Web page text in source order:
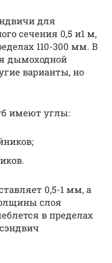
для
сечения 0,5 и1 м,
110-300 мм. В
дымоходной
варианты, но
имеют углы:
0,5-1 мм, а
слоя
в пределах